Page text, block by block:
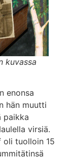
kuvassa
enonsa
hän muutti
paikka
virsiä.
oli tuolloin 15